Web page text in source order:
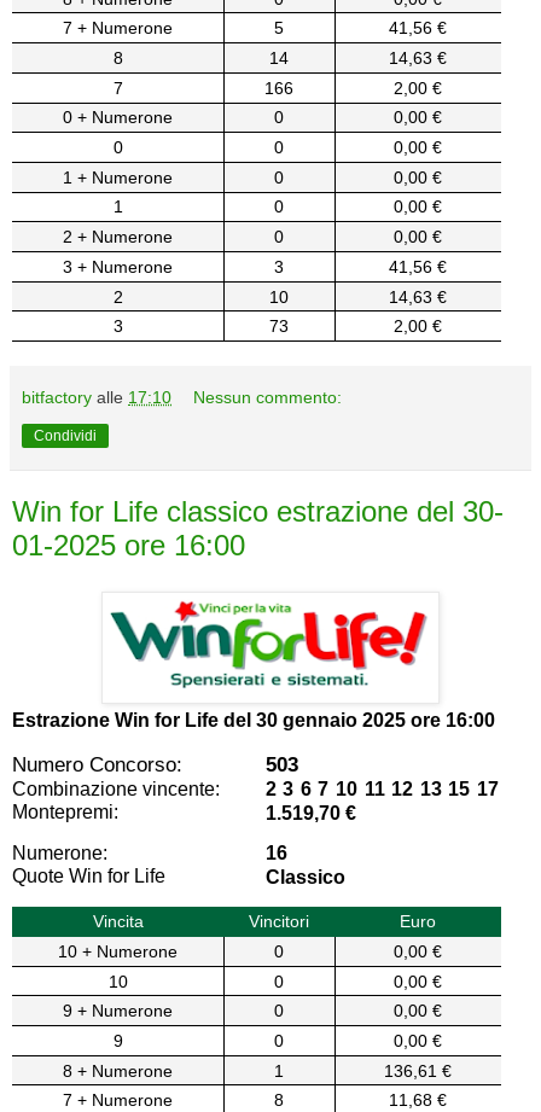
7 + Numerone
5
41,56 €
8
14
14,63 €
7
166
2,00 €
0 + Numerone
0
0,00 €
0
0
0,00 €
1 + Numerone
0
0,00 €
1
0
0,00 €
2 + Numerone
0
0,00 €
3 + Numerone
3
41,56 €
2
10
14,63 €
3
73 2,00 €
bitfactory alle 17:10 Nessun commento:
Condividi
Win for Life classico estrazione del 30-
01-2025 ore 16:00
Estrazione Win for Life del 30 gennaio 2025 ore 16:00
Numero Concorso: 503
Combinazione vincente:
2 3 6 7 10 11 12 13 15 17
Montepremi:
1.519,70 €
Numerone:
16
Quote Win for Life
Classico
Vincita Vincitori
Euro
10 + Numerone
0
0,00 €
10
0
0,00 €
9 + Numerone
0
0,00 €
9
0
0,00 €
8 + Numerone
1
136,61 €
7 + Numerone
8
11,68 €